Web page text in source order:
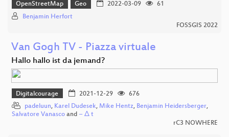
OpenStreetMap Geo 2022-03-09
61
Benjamin Herfort
FOSSGIS 2022
Van Gogh TV - Piazza virtuale
Hallo hallo ist da jemand?
Digitalcourage 2021-12-29
676
padeluun, Karel Dudesek, Mike Hentz, Benjamin Heidersberger,
Salvatore Vanasco and − Δ t
rC3 NOWHERE